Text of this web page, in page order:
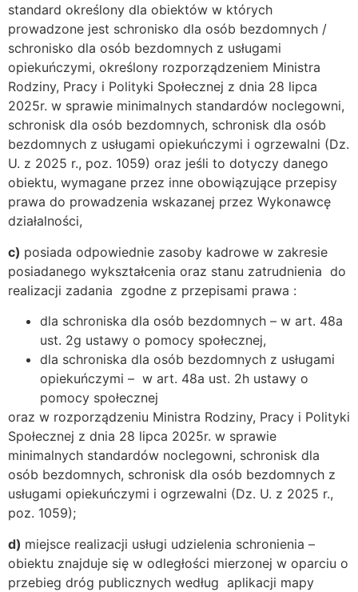
standard określony dla obiektów w których
prowadzone jest schronisko dla osób bezdomnych /
schronisko dla osób bezdomnych z usługami
opiekuńczymi, określony rozporządzeniem Ministra
Rodziny, Pracy i Polityki Społecznej z dnia 28 lipca
2025r. w sprawie minimalnych standardów noclegowni,
schronisk dla osób bezdomnych, schronisk dla osób
bezdomnych z usługami opiekuńczymi i ogrzewalni (Dz.
U. z 2025 r., poz. 1059) oraz jeśli to dotyczy danego
obiektu, wymagane przez inne obowiązujące przepisy
prawa do prowadzenia wskazanej przez Wykonawcę
działalności,
c) posiada odpowiednie zasoby kadrowe w zakresie
posiadanego wykształcenia oraz stanu zatrudnienia do
realizacji zadania zgodne z przepisami prawa :
dla schroniska dla osób bezdomnych – w art. 48a
ust. 2g ustawy o pomocy społecznej,
dla schroniska dla osób bezdomnych z usługami
opiekuńczymi – w art. 48a ust. 2h ustawy o
pomocy społecznej
oraz w rozporządzeniu Ministra Rodziny, Pracy i Polityki
Społecznej z dnia 28 lipca 2025r. w sprawie
minimalnych standardów noclegowni, schronisk dla
osób bezdomnych, schronisk dla osób bezdomnych z
usługami opiekuńczymi i ogrzewalni (Dz. U. z 2025 r.,
poz. 1059);
d) miejsce realizacji usługi udzielenia schronienia –
obiektu znajduje się w odległości mierzonej w oparciu o
przebieg dróg publicznych według aplikacji mapy